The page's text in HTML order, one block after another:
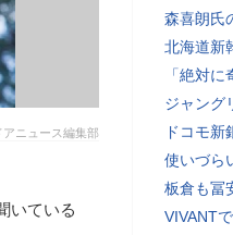
アニュース編集部
いている
森喜朗氏
北海道新
「絶対
ジャング
ドコモ新
使いづら
板倉も冨
VIVANT